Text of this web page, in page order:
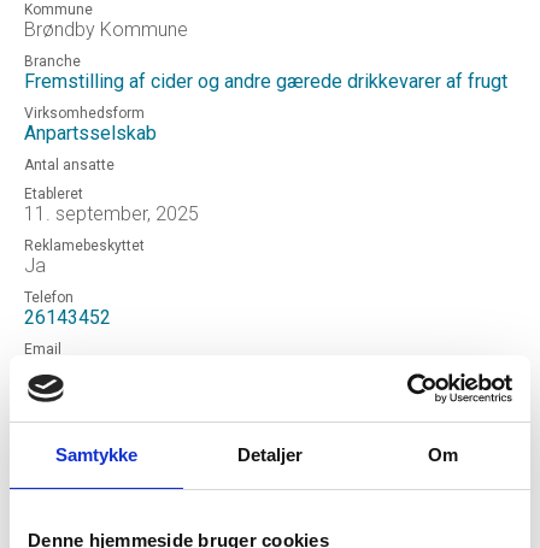
Samtykke Detaljer Om
Denne hjemmeside bruger cookies
Kommune
Brøndby Kommune
Branche
Fremstilling af cider og andre gærede drikkevarer af frugt
Virksomhedsform
Anpartsselskab
Antal ansatte
Etableret
11. september, 2025
Reklamebeskyttet
Ja
Telefon
26143452
Email
Uoplyst
Hjemmeside
Bryggeriet Sydhavn ApS
Status
NORMAL